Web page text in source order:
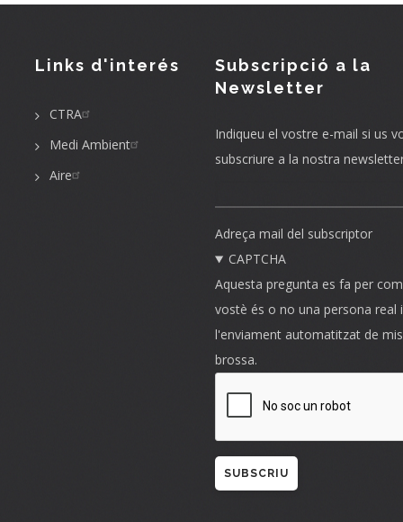
Links d'interés
CTRA
Medi Ambient
Aire
Subscripció a la
Newsletter
Indiqueu el vostre e-mail si us
subscriure a la nostra
Adreça mail del subscriptor
CAPTCHA
Aquesta pregunta es fa per
vostè és o no una persona real
l'enviament automatitzat de
brossa.